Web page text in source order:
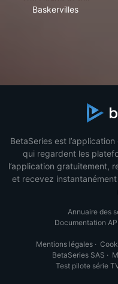
Baskervilles
BetaSeries est
qui regardent les
l’application gratuitement,
et recevez
Annuaire des
Documentation API
Mentions légales ·
BetaSeries SAS ·
Test pilote série